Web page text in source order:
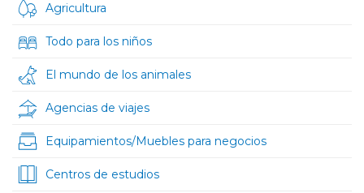
Agricultura
Todo para los niños
El mundo de los animales
Agencias de viajes
Equipamientos/Muebles para negocios
Centros de estudios